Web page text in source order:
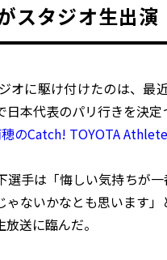
スタジオ生出演
オに駆け付けたのは、最
本代表のパリ行きを決
穂のCatch! TOYOTA
選手は「悔しい気持ちが
ないかなとも思います
送に臨んだ。